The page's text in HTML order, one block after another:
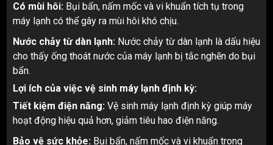
Có mùi hôi: Bụi bẩn, nấm mốc và vi khuẩn tích tụ trong
máy lạnh có thể gây ra mùi hôi khó chịu.
Nước chảy từ dàn lạnh: Nước chảy từ dàn lạnh là dấu hiệu
cho thấy ống thoát nước của máy lạnh bị tắc nghẽn do bụi
bẩn.
Lợi ích của việc vệ sinh máy lạnh định kỳ:
Tiết kiệm điện năng: Vệ sinh máy lạnh định kỳ giúp máy
hoạt động hiệu quả hơn, giảm tiêu hao điện năng.
Bảo vệ sức khỏe: Bụi bẩn, nấm mốc và vi khuẩn trong